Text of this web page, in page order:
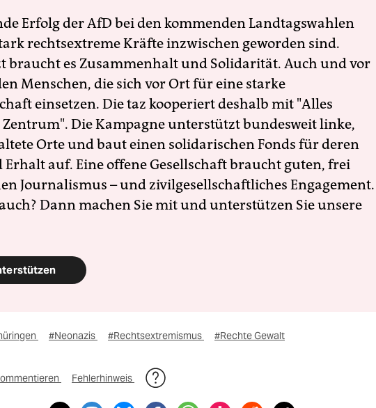
Erfolg der AfD bei den kommenden Landtagswahlen
rechtsextreme Kräfte inzwischen geworden sind.
braucht es Zusammenhalt und Solidarität. Auch und vor
Menschen, die sich vor Ort für eine starke
einsetzen. Die taz kooperiert deshalb mit "Alles
Die Kampagne unterstützt bundesweit linke,
Orte und baut einen solidarischen Fonds für deren
Erhalt auf. Eine offene Gesellschaft braucht guten, frei
Journalismus – und zivilgesellschaftliches Engagement.
Dann machen Sie mit und unterstützen Sie unsere
#Neonazis #Rechtsextremismus #Rechte Gewalt
Fehlerhinweis